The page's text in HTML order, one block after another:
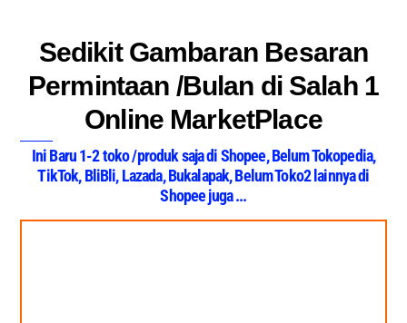
Sedikit Gambaran Besaran
Permintaan /Bulan di Salah 1
Online MarketPlace
Ini Baru 1-2 toko /produk saja di Shopee, Belum Tokopedia,
TikTok, BliBli, Lazada, Bukalapak, Belum Toko2 lainnya di
Shopee juga ...